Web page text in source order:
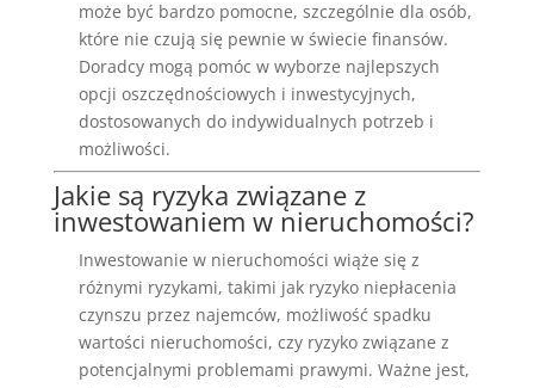
może być bardzo pomocne, szczególnie dla osób,
które nie czują się pewnie w świecie finansów.
Doradcy mogą pomóc w wyborze najlepszych
opcji oszczędnościowych i inwestycyjnych,
dostosowanych do indywidualnych potrzeb i
możliwości.
Jakie są ryzyka związane z
inwestowaniem w nieruchomości?
Inwestowanie w nieruchomości wiąże się z
różnymi ryzykami, takimi jak ryzyko niepłacenia
czynszu przez najemców, możliwość spadku
wartości nieruchomości, czy ryzyko związane z
potencjalnymi problemami prawymi. Ważne jest,